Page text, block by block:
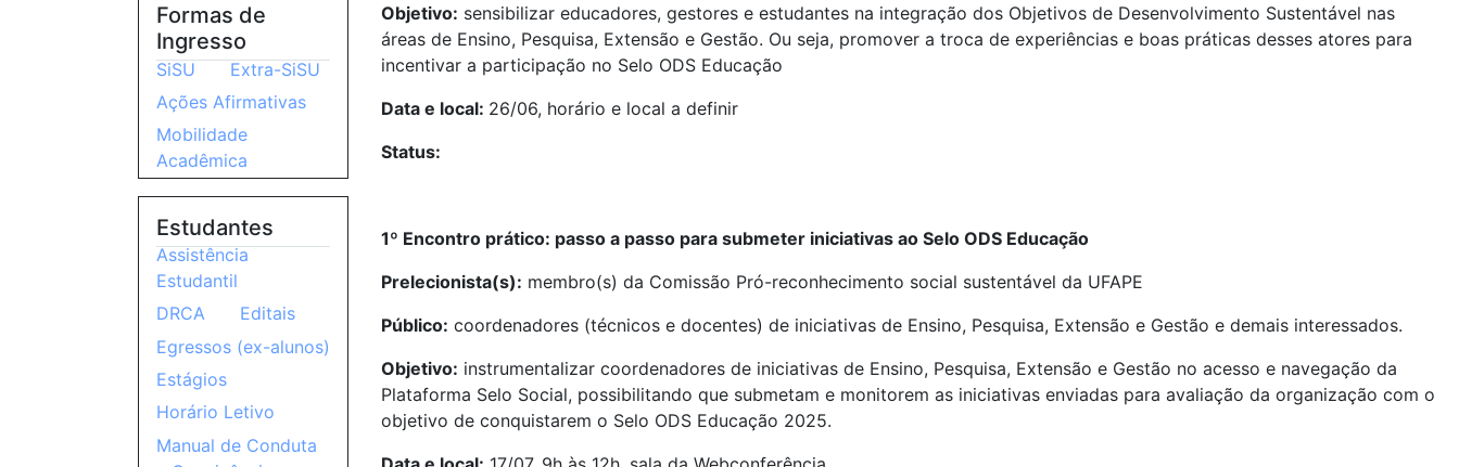
Objetivo: sensibilizar educadores, gestores e estudantes na integração dos Objetivos de Desenvolvimento Sustentável nas
áreas de Ensino, Pesquisa, Extensão e Gestão. Ou seja, promover a troca de experiências e boas práticas desses atores para
incentivar a participação no Selo ODS Educação
Data e local: 26/06, horário e local a definir
Status:
1º Encontro prático: passo a passo para submeter iniciativas ao Selo ODS Educação
Prelecionista(s): membro(s) da Comissão Pró-reconhecimento social sustentável da UFAPE
Público: coordenadores (técnicos e docentes) de iniciativas de Ensino, Pesquisa, Extensão e Gestão e demais interessados.
Objetivo: instrumentalizar coordenadores de iniciativas de Ensino, Pesquisa, Extensão e Gestão no acesso e navegação da
Plataforma Selo Social, possibilitando que submetam e monitorem as iniciativas enviadas para avaliação da organização com o
objetivo de conquistarem o Selo ODS Educação 2025.
Formas de
Ingresso
SiSU
Extra-SiSU
Ações Afirmativas
Mobilidade
Acadêmica
Estudantes
Assistência
Estudantil
DRCA
Editais
Egressos (ex-alunos)
Estágios
Horário Letivo
Manual de Conduta